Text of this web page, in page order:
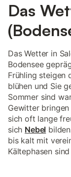
Das
Das Wetter in
Bodensee
Frühling steigen
blühen und Sie
Sommer sind
Gewitter
sich oft lange
sich Nebel
bis kalt mit
Kältephasen